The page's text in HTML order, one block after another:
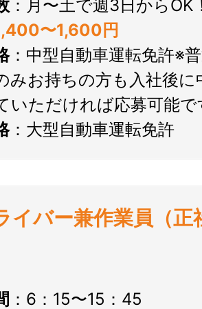
：月〜土で週3日からOK
,400〜1,600円
：中型自動車運転免許※
みお持ちの方も入社後に
いただければ応募可能で
：大型自動車運転免許
バー兼作業員（正
：6：15〜15：45